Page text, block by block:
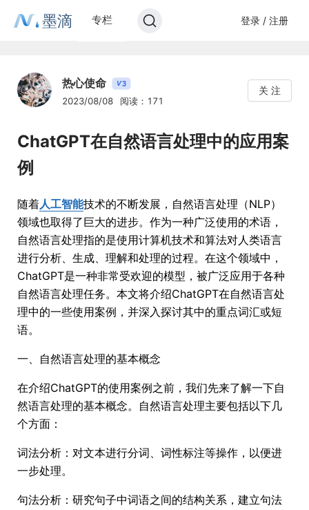
墨滴 专栏 登录 / 注册
热心使命 V3
2023/08/08 阅读：171
关 注
ChatGPT在自然语言处理中的应用案
例
随着人工智能技术的不断发展，自然语言处理（NLP）
领域也取得了巨大的进步。作为一种广泛使用的术语，
自然语言处理指的是使用计算机技术和算法对人类语言
进行分析、生成、理解和处理的过程。在这个领域中，
ChatGPT是一种非常受欢迎的模型，被广泛应用于各种
自然语言处理任务。本文将介绍ChatGPT在自然语言处
理中的一些使用案例，并深入探讨其中的重点词汇或短
语。
一、自然语言处理的基本概念
在介绍ChatGPT的使用案例之前，我们先来了解一下自
然语言处理的基本概念。自然语言处理主要包括以下几
个方面：
词法分析：对文本进行分词、词性标注等操作，以便进
一步处理。
句法分析：研究句子中词语之间的结构关系，建立句法